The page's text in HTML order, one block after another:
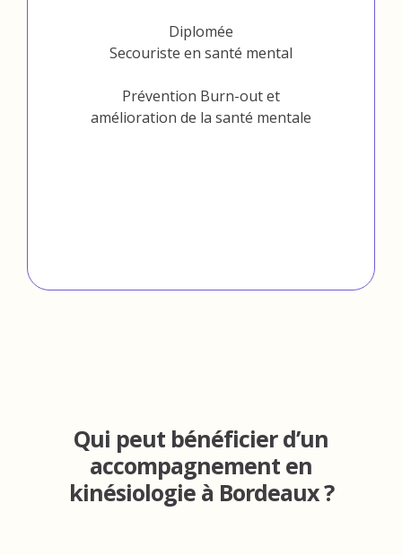
Diplomée
Secouriste en santé mental
Prévention Burn-out et
amélioration de la santé mentale
Qui peut bénéficier d’un
accompagnement en
kinésiologie à Bordeaux ?